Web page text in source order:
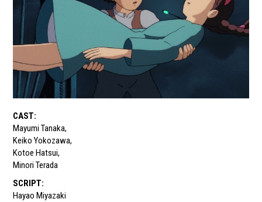
CAST:
Mayumi Tanaka,
Keiko Yokozawa,
Kotoe Hatsui,
Minori Terada
SCRIPT:
Hayao Miyazaki